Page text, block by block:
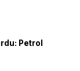
Petrol